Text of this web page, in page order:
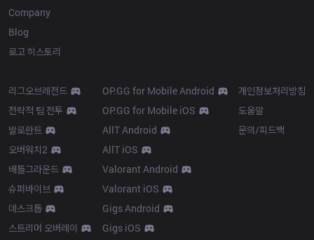
Company
Blog
로고 히스토리
리그오브레전드
전략적 팀 전투
발로란트
오버워치2
배틀그라운드
슈퍼바이브
데스크톱
스트리머 오버레이
OP.GG for Mobile Android
OP.GG for Mobile iOS
AllT Android
AllT iOS
Valorant Android
Valorant iOS
Gigs Android
Gigs iOS
개인정보처리방침
도움말
문의/피드백